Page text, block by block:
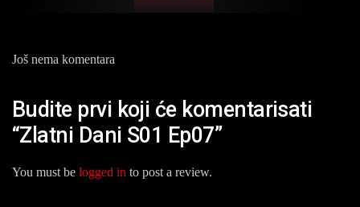
Još nema komentara
Budite prvi koji će komentarisati
“Zlatni Dani S01 Ep07”
You must be logged in to post a review.